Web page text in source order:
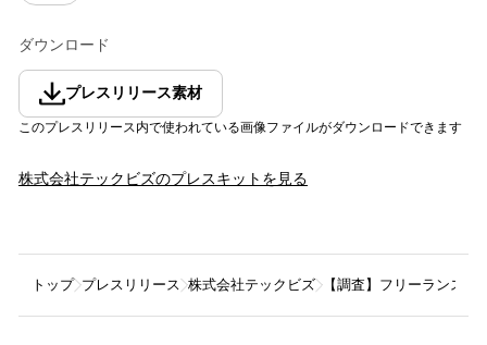
ダウンロード
プレスリリース素材
このプレスリリース内で使われている画像ファイルがダウンロードできます
株式会社テックビズのプレスキットを見る
トップ プレスリリース 株式会社テックビズ 【調査】フリーランス